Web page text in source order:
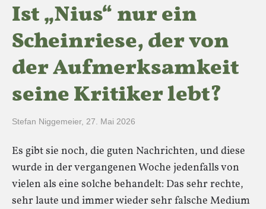
Ist „Nius“ nur ein
Scheinriese, der von
der Aufmerksamkeit
seine Kritiker lebt?
Stefan Niggemeier, 27. Mai 2026
Es gibt sie noch, die guten Nachrichten, und diese
wurde in der vergangenen Woche jedenfalls von
vielen als eine solche behandelt: Das sehr rechte,
sehr laute und immer wieder sehr falsche Medium